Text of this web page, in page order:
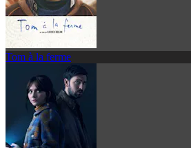
Tom à la ferme